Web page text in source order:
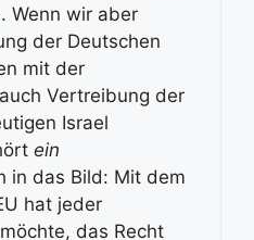
Wenn wir aber
der Deutschen
mit der
Vertreibung der
Israel
ein
in das Bild: Mit dem
hat jeder
das Recht